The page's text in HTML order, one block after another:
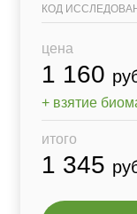
КОД
цена
1 160
+ взятие
итого
1 345